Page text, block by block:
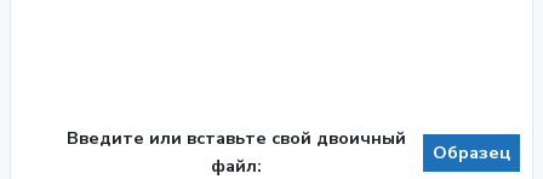
Введите или вставьте свой двоичный
файл:
Образец